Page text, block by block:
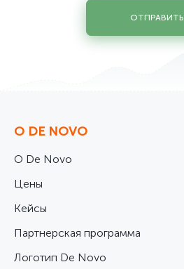
ОТПРАВИТЬ
О DE NOVO
О De Novo
Цены
Кейсы
Партнерская программа
Логотип De Novo